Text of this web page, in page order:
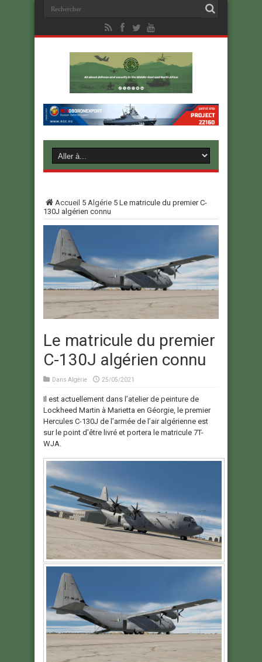
Accueil 5 Algérie 5 Le matricule du premier C-
130J algérien connu
Le matricule du premier
C-130J algérien connu
Dans Algérie 25/05/2021
Il est actuellement dans l’atelier de peinture de
Lockheed Martin à Marietta en Géorgie, le premier
Hercules C-130J de l’armée de l’air algérienne est
sur le point d’être livré et portera le matricule 7T-
WJA.